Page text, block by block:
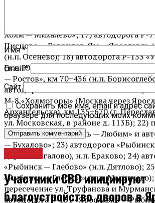
автодорога «Иваново — Писцово —
Ярославль (до дер. Шопша)» и
Холм — Михалево»; 17) автодорога Р-
Писцово — Гаврилов-Ям — Ярославль
(н.п. Осенево); 18) автодорога Р-153
(н.п. Юрьевская Слобода); 19)
— Ростов», км 70+436 (н.п.
автодорога Р-153 «Углич — Ростов»,
М-8 «Холмогоры» (Москва через
Архангельска), км 135+670 (г.
ул. Московская, в районе д. 113Б); 22)
автодорог «Ярославль — Любим» и
— Бухалово»; 23) автодорога
дер. Помогалово), н.п. Ераково; 24)
«Рыбинск — Глебово» (н.п. Дятлово);
«Рыбинск — Глебово» (н.п. Мархачево);
пересечение ул. Труфанова и
автодорога Р-151 «Ярославль —
Имя*
Email*
Сайт
Сохранить моё имя, email и адрес
браузере для последующих моих
Участники СВО инициируют
благоустройство дворов в